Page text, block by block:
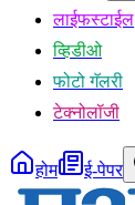
लाईफस्टाईल
व्हिडीओ
फोटो गॅलरी
टेक्नोलॉजी
होम ई-पेपर